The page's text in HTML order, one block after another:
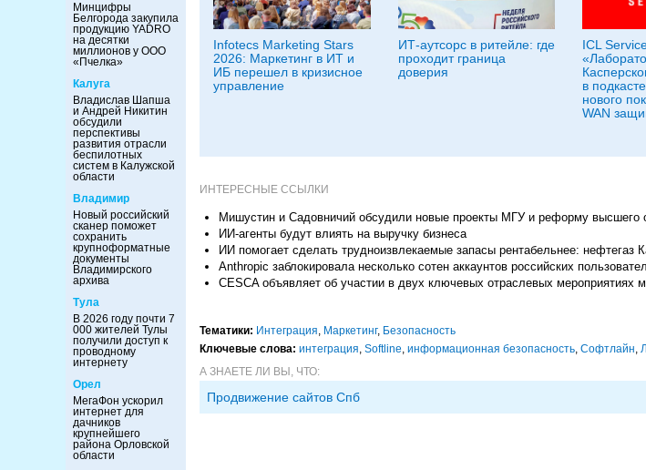
Минцифры
Белгорода закупила
продукцию YADRO
на десятки
миллионов у ООО
«Пчелка»
Калуга
Владислав Шапша
и Андрей Никитин
обсудили
перспективы
развития отрасли
беспилотных
систем в Калужской
области
Владимир
Новый российский
сканер поможет
сохранить
крупноформатные
документы
Владимирского
архива
Тула
В 2026 году почти 7
000 жителей Тулы
получили доступ к
проводному
интернету
Орел
МегаФон ускорил
интернет для
дачников
крупнейшего
района Орловской
области
Infotecs Marketing Stars
2026: Маркетинг в ИТ и
ИБ перешел в кризисное
управление
ИТ-аутсорс в ритейле: где
проходит граница
доверия
ICL
в
нового
WAN
ИНТЕРЕСНЫЕ ССЫЛКИ
Мишустин и Садовничий обсудили новые проекты МГУ и реформу высшего
ИИ-агенты будут влиять на выручку бизнеса
ИИ помогает сделать трудноизвлекаемые запасы рентабельнее: нефтегаз
Anthropic заблокировала несколько сотен аккаунтов российских
CESCA объявляет об участии в двух ключевых отраслевых мероприятиях
Тематики: Интеграция, Маркетинг, Безопасность
Ключевые слова: интеграция, Softline, информационная безопасность, Софтлайн,
А ЗНАЕТЕ ЛИ ВЫ, ЧТО:
Продвижение сайтов Спб